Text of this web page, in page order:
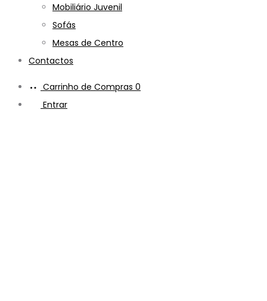
Mobiliário Juvenil
Sofás
Mesas de Centro
Contactos
Carrinho de Compras 0
Entrar